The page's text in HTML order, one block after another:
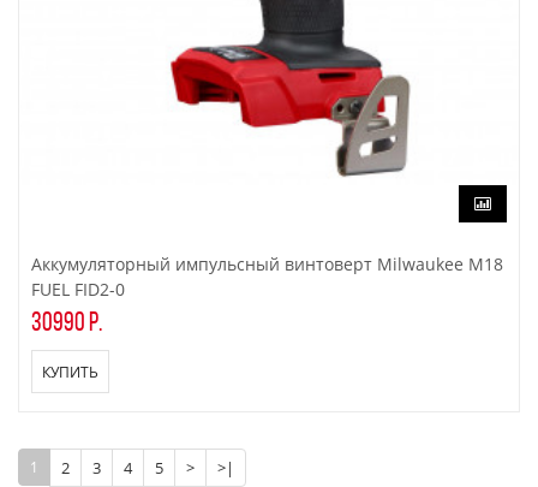
Аккумуляторный импульсный винтоверт Milwaukee M18
FUEL FID2-0
30990 р.
КУПИТЬ
1 2 3 4 5 >
>|